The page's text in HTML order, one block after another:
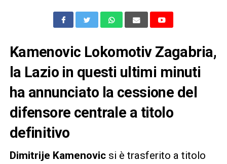
Kamenovic Lokomotiv Zagabria,
la Lazio in questi ultimi minuti
ha annunciato la cessione del
difensore centrale a titolo
definitivo
Dimitrije Kamenovicsi è trasferito a titolo